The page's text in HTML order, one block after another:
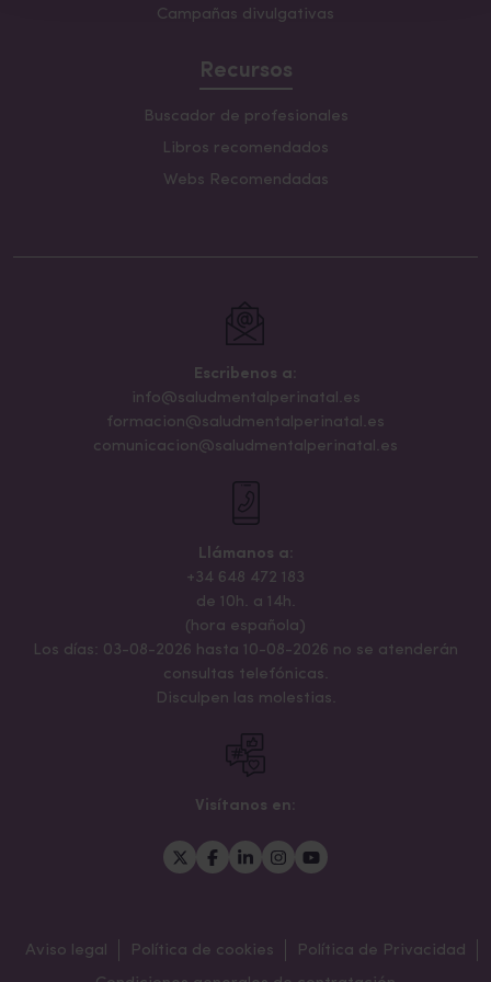
Campañas divulgativas
Recursos
Buscador de profesionales
Libros recomendados
Webs Recomendadas
Escribenos a:
info@saludmentalperinatal.es
formacion@saludmentalperinatal.es
comunicacion@saludmentalperinatal.es
Llámanos a:
+34 648 472 183
de 10h. a 14h.
(hora española)
Los días: 03-08-2026 hasta 10-08-2026 no se atenderán
consultas telefónicas.
Disculpen las molestias.
Visítanos en:
Aviso legal Política de cookies
Política de Privacidad